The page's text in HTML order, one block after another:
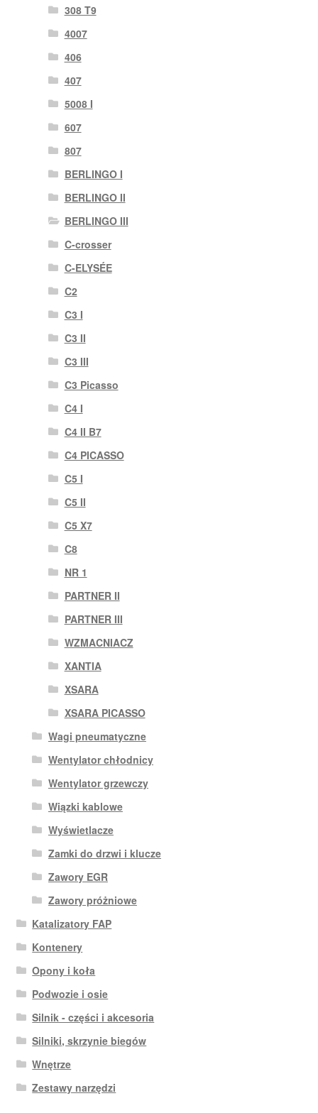
308 T9
4007
406
407
5008 I
607
807
BERLINGO I
BERLINGO II
BERLINGO III
C-crosser
C-ELYSÉE
C2
C3 I
C3 II
C3 III
C3 Picasso
C4 I
C4 II B7
C4 PICASSO
C5 I
C5 II
C5 X7
C8
NR 1
PARTNER II
PARTNER III
WZMACNIACZ
XANTIA
XSARA
XSARA PICASSO
Wagi pneumatyczne
Wentylator chłodnicy
Wentylator grzewczy
Wiązki kablowe
Wyświetlacze
Zamki do drzwi i klucze
Zawory EGR
Zawory próżniowe
Katalizatory FAP
Kontenery
Opony i koła
Podwozie i osie
Silnik - części i akcesoria
Silniki, skrzynie biegów
Wnętrze
Zestawy narzędzi